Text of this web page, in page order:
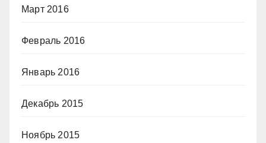
Март 2016
Февраль 2016
Январь 2016
Декабрь 2015
Ноябрь 2015